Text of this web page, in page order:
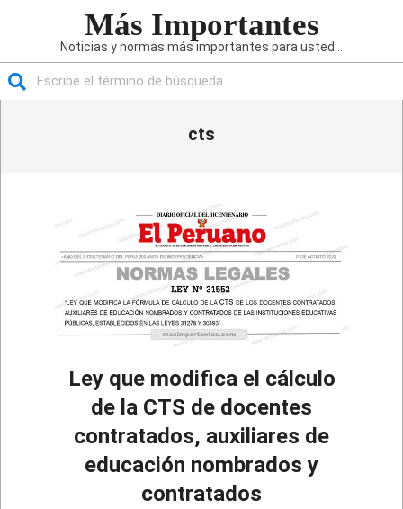
Más Importantes
Noticias y normas más importantes para usted...
cts
Ley que modifica el cálculo
de la CTS de docentes
contratados, auxiliares de
educación nombrados y
contratados